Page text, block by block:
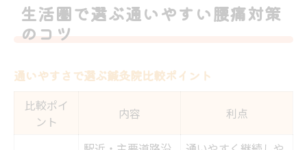
生活圏で選ぶ通いやすい腰痛対策
のコツ
通いやすさで選ぶ鍼灸院比較ポイント
比較ポイ
ント
内容 利点